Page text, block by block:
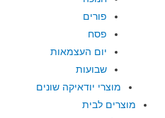
פורים
פסח
יום העצמאות
שבועות
מוצרי יודאיקה שונים
מוצרים לבית